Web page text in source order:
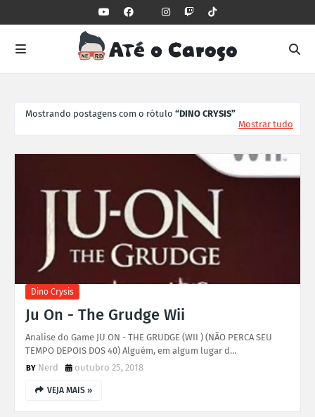
Mostrando postagens com o rótulo
DINO CRYSIS
Mostrar tudo
Dino Crysis
Ju On - The Grudge Wii
Analise do Game JU ON - THE GRUDGE (WII ) (NÃO PERCA SEU
TEMPO DEPOIS DOS 40) Alguém, em algum lugar d…
Nerd
outubro 25, 2018
VEJA MAIS »